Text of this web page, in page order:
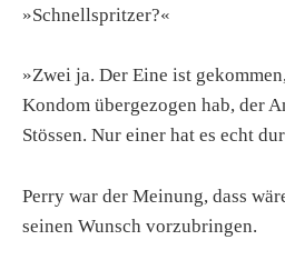
»Schnellspritzer?«
»Zwei ja. Der Eine ist
Kondom übergezogen hab, der
Stössen. Nur einer hat es echt
Perry war der Meinung, dass
seinen Wunsch vorzubringen.